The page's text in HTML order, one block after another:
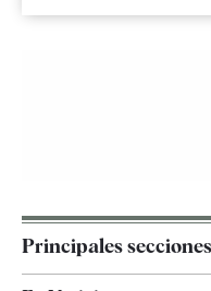
Principales secciones
España